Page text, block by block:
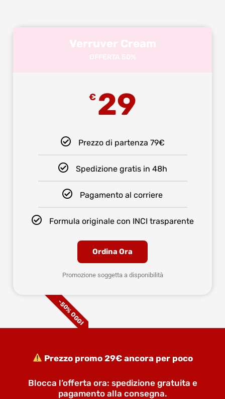
Verruver Cream
OFFERTA 50%
€ 29
Prezzo di partenza 79€
Spedizione gratis in 48h
Pagamento al corriere
Formula originale con INCI trasparente
Ordina Ora
Promozione soggetta a disponibilità
-50% OGGI
Prezzo promo 29€ ancora per poco
Blocca l’offerta ora: spedizione gratuita e
pagamento alla consegna.